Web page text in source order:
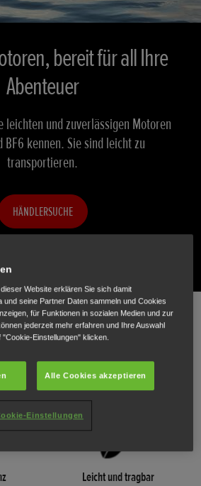
bereit für all Ihre
Abenteuer
leichten und zuverlässigen Motoren
BF6 kennen. Sie sind leicht zu
transportieren.
HÄNDLERSUCHE
für Ihr Boot
und höchste Zuverlässigkeit, damit Sie Ihr
dem Wasser genießen können.
Leicht und tragbar
Website erklären Sie sich damit
und seine Partner Daten sammeln und Cookies
für Funktionen in sozialen Medien und zur
jederzeit mehr erfahren und Ihre Auswahl
Einstellungen" klicken.
Alle Cookies akzeptieren
Einstellungen